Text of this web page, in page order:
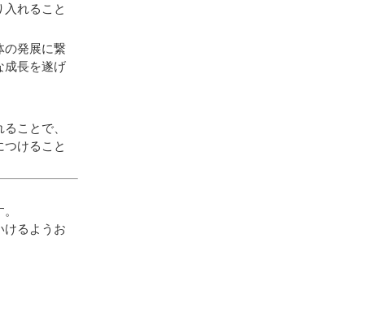
れること
の発展に繋
成長を遂げ
ことで、
けること
けるようお